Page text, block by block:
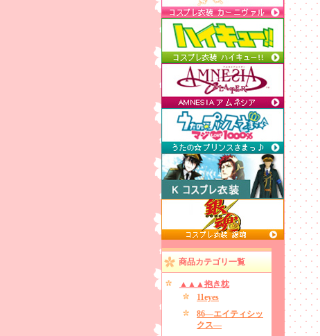
商品カテゴリ一覧
▲▲▲抱き枕
11eyes
86―エイティシッ
クス―